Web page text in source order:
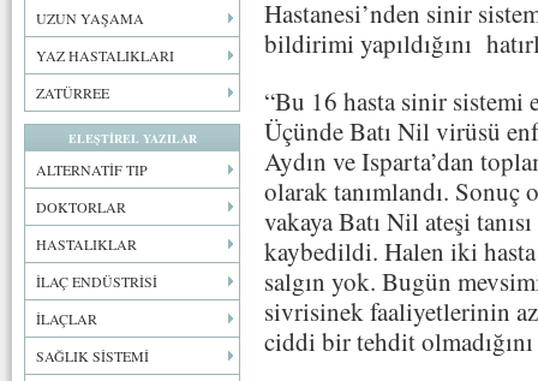
UZUN YAŞAMA
YAZ HASTALIKLARI
ZATÜRREE
ELEŞTİREL YAZILAR
ALTERNATİF TIP
DOKTORLAR
HASTALIKLAR
İLAÇ ENDÜSTRİSİ
İLAÇLAR
SAĞLIK SİSTEMİ
Hastanesi’nden sinir
bildirimi yapıldığını
“Bu 16 hasta sinir sistemi
Üçünde Batı Nil virüsü
Aydın ve Isparta’dan
olarak tanımlandı.
vakaya Batı Nil ateşi
kaybedildi. Halen iki
salgın yok. Bugün
sivrisinek faaliyetlerinin
ciddi bir tehdit